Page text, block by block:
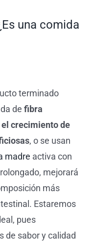
una comida
terminado
de fibra
crecimiento de
, o se usan
madre activa con
mejorará
más
Estaremos
pues
de sabor y calidad